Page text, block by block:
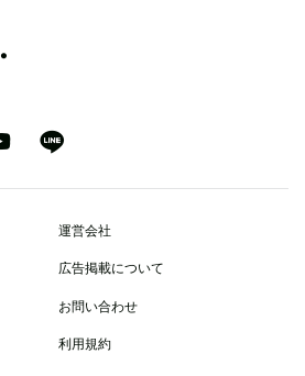
運営会社
広告掲載について
お問い合わせ
利用規約